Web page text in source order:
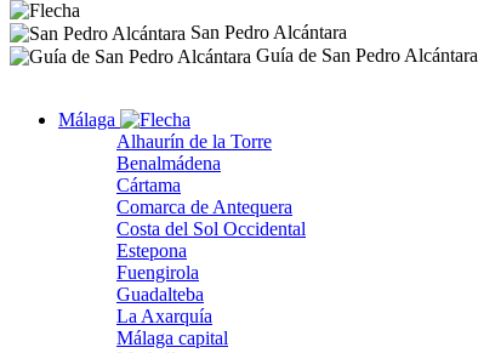
San Pedro Alcántara
Guía de San Pedro Alcántara
Málaga
Alhaurín de la Torre
Benalmádena
Cártama
Comarca de Antequera
Costa del Sol Occidental
Estepona
Fuengirola
Guadalteba
La Axarquía
Málaga capital